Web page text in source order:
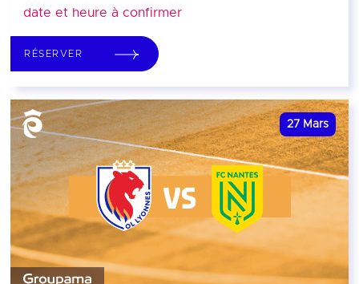
date et heure à confirmer
RÉSERVER
27 Mars